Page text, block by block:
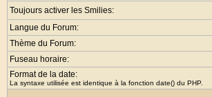
Toujours activer les Smilies:
Langue du Forum:
Thème du Forum:
Fuseau horaire:
Format de la date:
La syntaxe utilisée est identique à la fonction date() du PHP.